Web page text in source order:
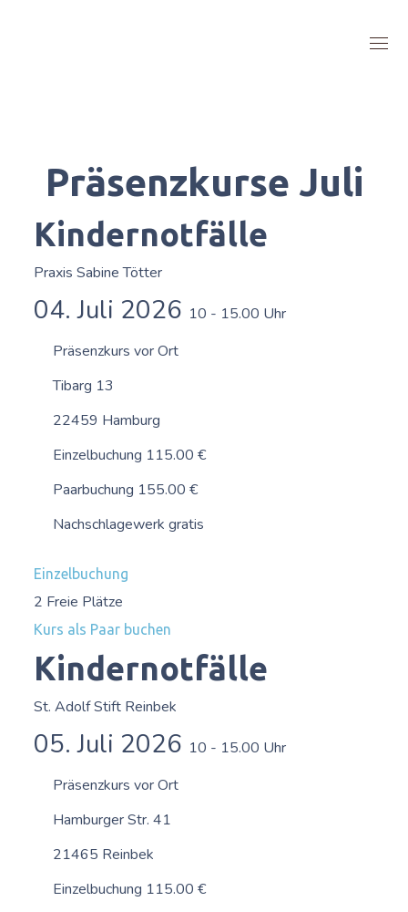
Präsenzkurse Juli
Kindernotfälle
Praxis Sabine Tötter
04. Juli 2026 10 - 15.00 Uhr
Präsenzkurs vor Ort
Tibarg 13
22459 Hamburg
Einzelbuchung 115.00 €
Paarbuchung 155.00 €
Nachschlagewerk gratis
Einzelbuchung
2 Freie Plätze
Kurs als Paar buchen
Kindernotfälle
St. Adolf Stift Reinbek
05. Juli 2026 10 - 15.00 Uhr
Präsenzkurs vor Ort
Hamburger Str. 41
21465 Reinbek
Einzelbuchung 115.00 €